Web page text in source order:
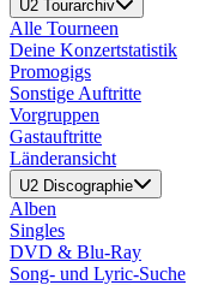
U2 Tourarchiv
Alle Tourneen
Deine Konzertstatistik
Promogigs
Sonstige Auftritte
Vorgruppen
Gastauftritte
Länderansicht
U2 Discographie
Alben
Singles
DVD & Blu-Ray
Song- und Lyric-Suche